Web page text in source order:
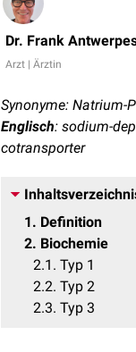
Dr. Frank
Arzt | Ärztin
Synonyme: Natrium-
Englisch: sodium-
cotransporter
1
Definition
2 Biochemie
2.1 Typ 1
2.2 Typ 2
2.3 Typ 3